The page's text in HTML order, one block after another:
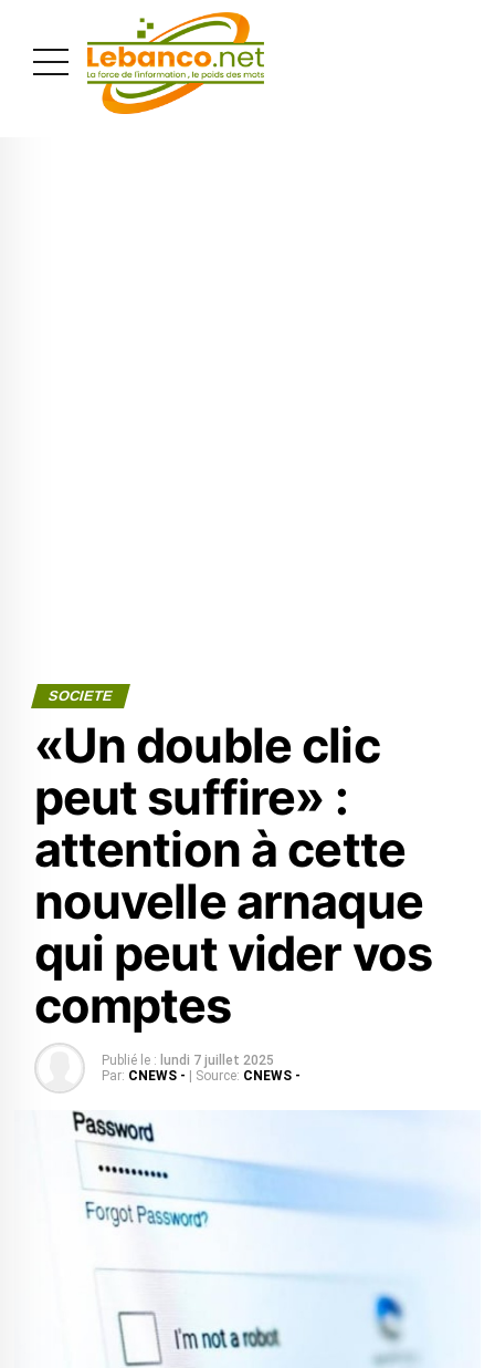
SOCIETE
«Un double clic
peut suffire» :
attention à cette
nouvelle arnaque
qui peut vider vos
comptes
Publié le : lundi 7 juillet 2025
Par: CNEWS - | Source: CNEWS -